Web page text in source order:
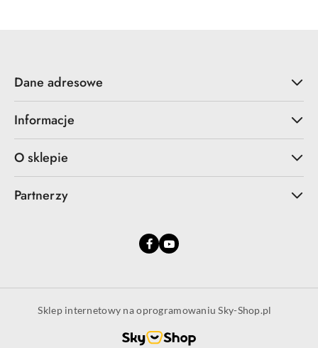
Dane adresowe
Informacje
O sklepie
Partnerzy
Sklep internetowy na oprogramowaniu Sky-Shop.pl